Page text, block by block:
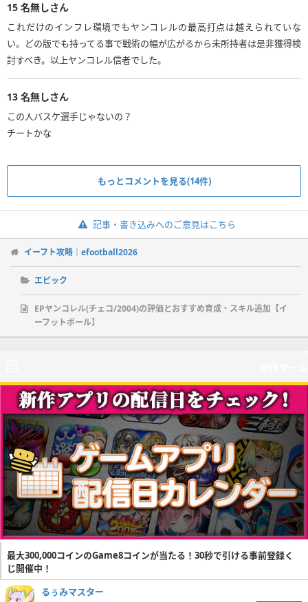
15 名無しさん
これだけのインフレ環境でもヤンコレルの最高打点は越えられていな
い。どの版でも持ってる事で戦術の幅が広がるから未所持者は是非獲得検
討すべき。以上ヤンコレル信者でした。
13 名無しさん
この人バスケ選手じゃないの？
チートかな
もっとコメントを見る(14件)
記事・書き込みへのご意見はこちら
イーフト攻略｜efootball2026
エピック
EPヤンコレル(チェコ/2004)の評価とおすすめ育成・スキル追加【イ
ーフットボール】
最大300,000コインのGame8コインが当たる！30秒で引ける事前登録く
じ開催中！
るぅみマスター